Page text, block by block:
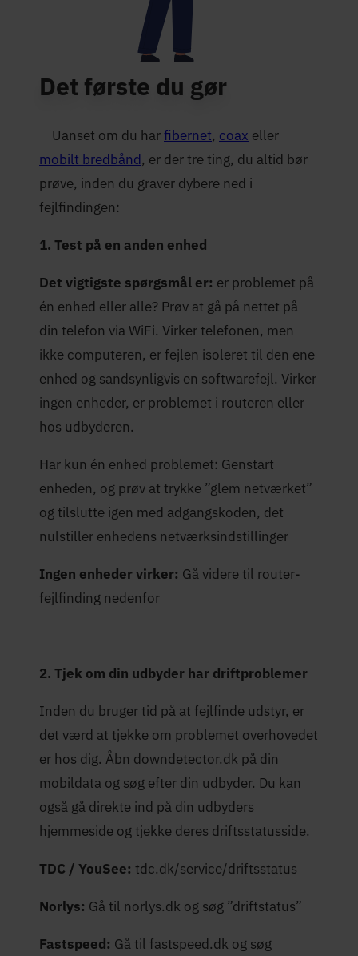
Det første du gør
Uanset om du harfibernet, coax eller
mobilt bredbånd, er der tre ting, du altid bør
prøve, inden du graver dybere ned i
fejlfindingen:
1. Test på en anden enhed
Det vigtigste spørgsmål er: er problemet på
én enhed eller alle? Prøv at gå på nettet på
din telefon via WiFi. Virker telefonen, men
ikke computeren, er fejlen isoleret til den ene
enhed og sandsynligvis en softwarefejl. Virker
ingen enheder, er problemet i routeren eller
hos udbyderen.
Har kun én enhed problemet: Genstart
enheden, og prøv at trykke ”glem netværket”
og tilslutte igen med adgangskoden, det
nulstiller enhedens netværksindstillinger
Ingen enheder virker: Gå videre til router-
fejlfinding nedenfor
2. Tjek om din udbyder har driftproblemer
Inden du bruger tid på at fejlfinde udstyr, er
det værd at tjekke om problemet overhovedet
er hos dig. Åbn downdetector.dk på din
mobildata og søg efter din udbyder. Du kan
også gå direkte ind på din udbyders
hjemmeside og tjekke deres driftsstatusside.
TDC / YouSee: tdc.dk/service/driftsstatus
Norlys: Gå til norlys.dk og søg ”driftstatus”
Fastspeed: Gå til fastspeed.dk og søg